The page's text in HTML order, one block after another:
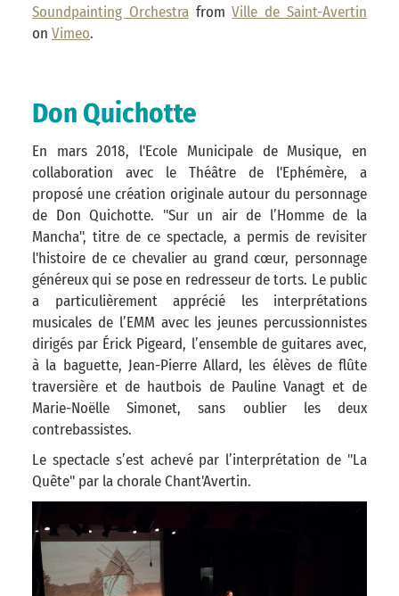
Soundpainting OrchestrafromVille de Saint-Avertin
on Vimeo.
Don Quichotte
En mars 2018, l'Ecole Municipale de Musique, en
collaboration avec le Théâtre de l'Ephémère, a
proposé une création originale autour du personnage
de Don Quichotte. "Sur un air de l’Homme de la
Mancha", titre de ce spectacle, a permis de revisiter
l'histoire de ce chevalier au grand cœur, personnage
généreux qui se pose en redresseur de torts. Le public
a particulièrement apprécié les interprétations
musicales de l’EMM avec les jeunes percussionnistes
dirigés par Érick Pigeard, l’ensemble de guitares avec,
à la baguette, Jean-Pierre Allard, les élèves de flûte
traversière et de hautbois de Pauline Vanagt et de
Marie-Noëlle Simonet, sans oublier les deux
contrebassistes.
Le spectacle s’est achevé par l’interprétation de "La
Quête" par la chorale Chant'Avertin.